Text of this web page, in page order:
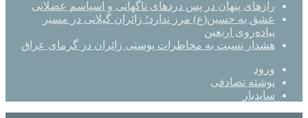
رازهای پنهان در پس دردهای ناگهانی و اسپاسم عضلانی
عشق به حسین(ع) مرز ندارد؛ زائران گیلانی در مسیر
پیاده‌روی اربعین
هشدار نسبت به مخاطرات پوستی زائران در گرمای عراق
ورود
نوشته تصادفی
سایدبار